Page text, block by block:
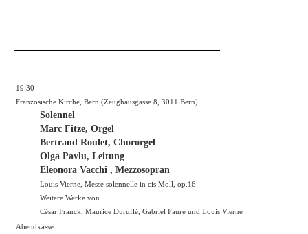
19:30
Französische Kirche, Bern (Zeughausgasse 8, 3011 Bern)
Solennel
Marc Fitze, Orgel
Bertrand Roulet, Chororgel
Olga Pavlu, Leitung
Eleonora Vacchi , Mezzosopran
Louis Vierne, Messe solennelle in cis Moll, op.16
Weitere Werke von
César Franck, Maurice Duruflé, Gabriel Fauré und Louis Vierne
Abendkasse.